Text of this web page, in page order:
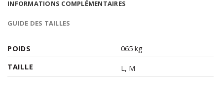
INFORMATIONS COMPLÉMENTAIRES
GUIDE DES TAILLES
POIDS
065 kg
TAILLE
L, M